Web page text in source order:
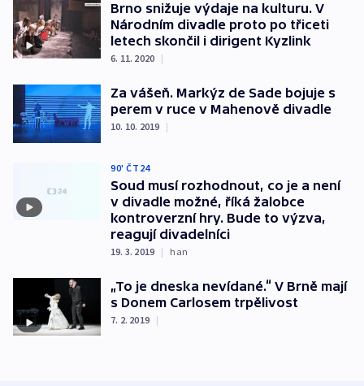
Brno snižuje výdaje na kulturu. V
Národním divadle proto po třiceti
letech skončil i dirigent Kyzlink
6. 11. 2020 |
Za vášeň. Markýz de Sade bojuje s
perem v ruce v Mahenově divadle
10. 10. 2019 |
90' ČT24
Soud musí rozhodnout, co je a není
v divadle možné, říká žalobce
kontroverzní hry. Bude to výzva,
reagují divadelníci
19. 3. 2019 | han
„To je dneska nevídané.“ V Brně mají
s Donem Carlosem trpělivost
7. 2. 2019 |